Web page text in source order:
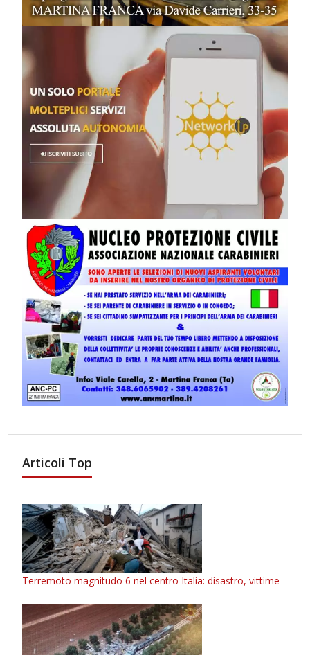
Articoli Top
Terremoto magnitudo 6 nel centro Italia: disastro, vittime